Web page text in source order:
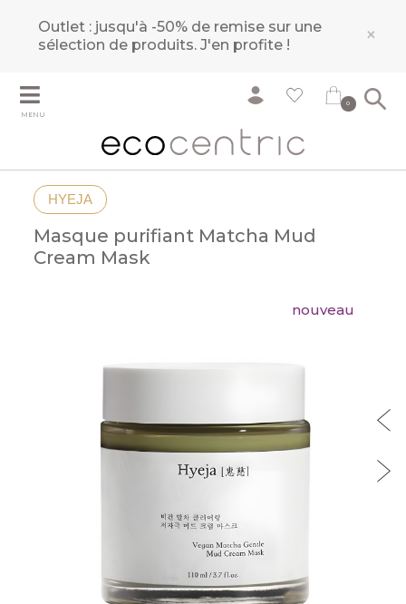
Outlet : jusqu'à -50% de remise sur une
sélection de produits.J'en profite ! ×
MENU
0
HYEJA
Masque purifiant Matcha Mud
Cream Mask
nouveau